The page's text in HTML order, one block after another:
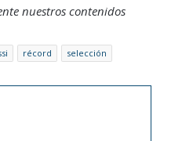
nuestros contenidos
récord selección